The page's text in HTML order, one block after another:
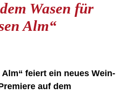
Wasen für
Alm“
feiert ein neues Wein-
auf dem